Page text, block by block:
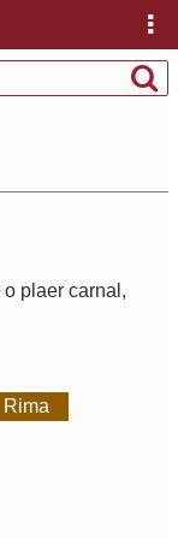
o plaer carnal ,
Rima